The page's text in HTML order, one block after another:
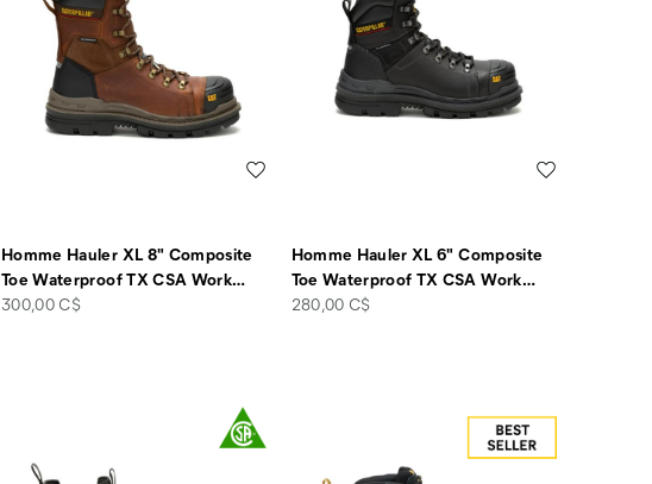
Homme Hauler XL 8" Composite
Toe Waterproof TX CSA Work…
price
300,00 C$
Homme Hauler XL 6" Composite
Toe Waterproof TX CSA Work…
price
280,00 C$